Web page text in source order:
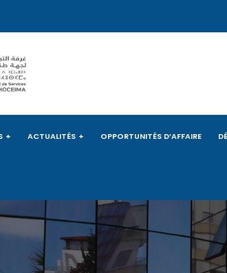
ACTUALITÉS OPPORTUNITÉS D’AFFAIRE